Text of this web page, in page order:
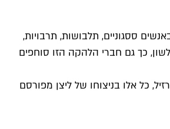
ססגוניים, תלבושות, תרבויות,
כך גם חברי הלהקה הזו סוחפים
כל אלו בניצוחו של ליצן מפורסם